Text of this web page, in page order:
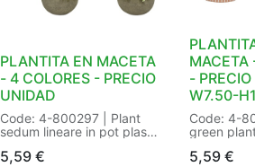
PLANTITA EN MACETA
- 4 COLORES - PRECIO
UNIDAD
Code: 4-800297 | Plant
sedum lineare in pot plastic
plant | Decoration:in paper
5,59 €
MACETA
-
W7.50-
Code: 4-
green
and
5,59 €